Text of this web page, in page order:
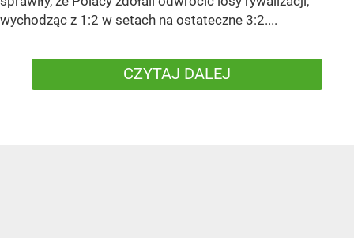
wychodząc z 1:2 w setach na ostateczne 3:2....
CZYTAJ DALEJ